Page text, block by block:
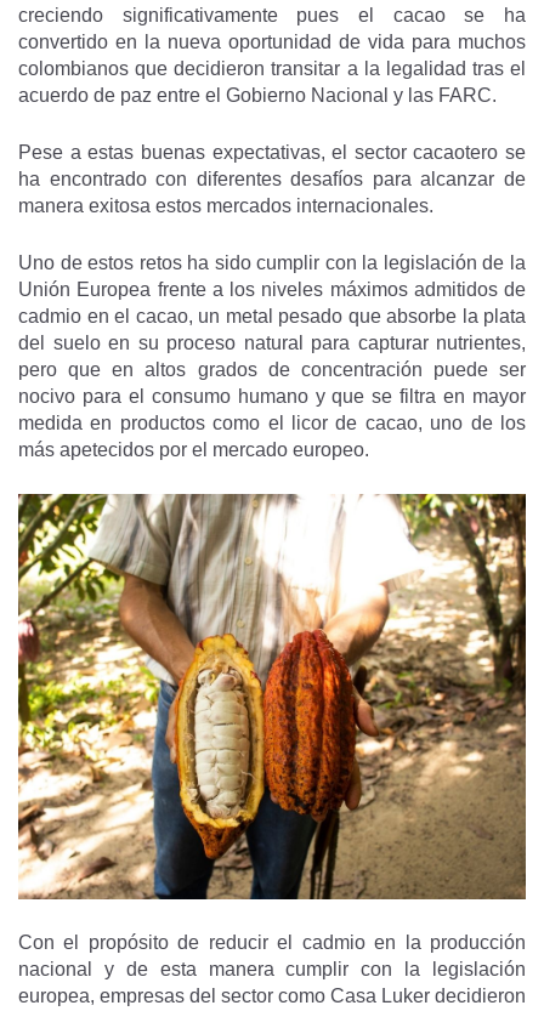
creciendo significativamente pues el cacao se ha
convertido en la nueva oportunidad de vida para muchos
colombianos que decidieron transitar a la legalidad tras el
acuerdo de paz entre el Gobierno Nacional y las FARC.
Pese a estas buenas expectativas, el sector cacaotero se
ha encontrado con diferentes desafíos para alcanzar de
manera exitosa estos mercados internacionales.
Uno de estos retos ha sido cumplir con la legislación de la
Unión Europea frente a los niveles máximos admitidos de
cadmio en el cacao, un metal pesado que absorbe la plata
del suelo en su proceso natural para capturar nutrientes,
pero que en altos grados de concentración puede ser
nocivo para el consumo humano y que se filtra en mayor
medida en productos como el licor de cacao, uno de los
más apetecidos por el mercado europeo.
Con el propósito de reducir el cadmio en la producción
nacional y de esta manera cumplir con la legislación
europea, empresas del sector como Casa Luker decidieron